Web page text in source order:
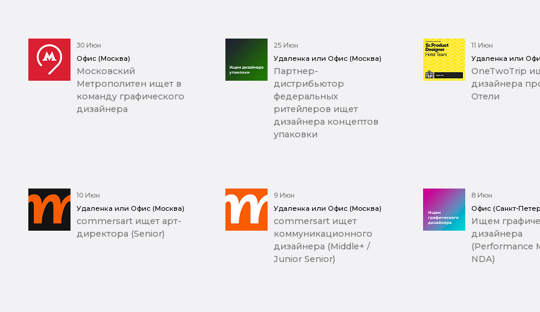
30 Июн
Офис (Москва)
Московский
Метрополитен ищет в
команду графического
дизайнера
25 Июн
Удаленка или Офис (Москва)
Партнер-
дистрибьютор
федеральных
ритейлеров ищет
дизайнера концептов
упаковки
11 Июн
Удаленка или
OneTwoTrip
дизайнера
Отели
10 Июн
Удаленка или Офис (Москва)
commersart ищет арт-
директора (Senior)
9 Июн
Удаленка или Офис (Москва)
commersart ищет
коммуникационного
дизайнера (Middle+ /
Junior Senior)
8 Июн
Офис (Санкт-
Ищем
дизайнера
(Performance
NDA)